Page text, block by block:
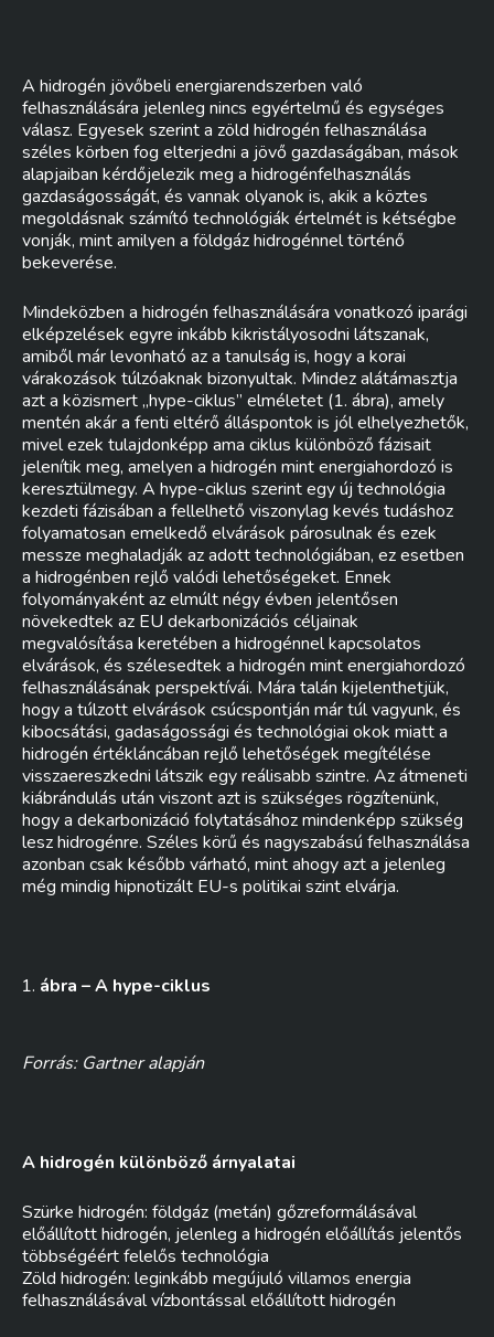
A hidrogén jövőbeli energiarendszerben való
felhasználására jelenleg nincs egyértelmű és egységes
válasz. Egyesek szerint a zöld hidrogén felhasználása
széles körben fog elterjedni a jövő gazdaságában, mások
alapjaiban kérdőjelezik meg a hidrogénfelhasználás
gazdaságosságát, és vannak olyanok is, akik a köztes
megoldásnak számító technológiák értelmét is kétségbe
vonják, mint amilyen a földgáz hidrogénnel történő
bekeverése.
Mindeközben a hidrogén felhasználására vonatkozó iparági
elképzelések egyre inkább kikristályosodni látszanak,
amiből már levonható az a tanulság is, hogy a korai
várakozások túlzóaknak bizonyultak. Mindez alátámasztja
azt a közismert „hype-ciklus” elméletet (1. ábra), amely
mentén akár a fenti eltérő álláspontok is jól elhelyezhetők,
mivel ezek tulajdonképp ama ciklus különböző fázisait
jelenítik meg, amelyen a hidrogén mint energiahordozó is
keresztülmegy. A hype-ciklus szerint egy új technológia
kezdeti fázisában a fellelhető viszonylag kevés tudáshoz
folyamatosan emelkedő elvárások párosulnak és ezek
messze meghaladják az adott technológiában, ez esetben
a hidrogénben rejlő valódi lehetőségeket. Ennek
folyományaként az elmúlt négy évben jelentősen
növekedtek az EU dekarbonizációs céljainak
megvalósítása keretében a hidrogénnel kapcsolatos
elvárások, és szélesedtek a hidrogén mint energiahordozó
felhasználásának perspektívái. Mára talán kijelenthetjük,
hogy a túlzott elvárások csúcspontján már túl vagyunk, és
kibocsátási, gadaságossági és technológiai okok miatt a
hidrogén értékláncában rejlő lehetőségek megítélése
visszaereszkedni látszik egy reálisabb szintre. Az átmeneti
kiábrándulás után viszont azt is szükséges rögzítenünk,
hogy a dekarbonizáció folytatásához mindenképp szükség
lesz hidrogénre. Széles körű és nagyszabású felhasználása
azonban csak később várható, mint ahogy azt a jelenleg
még mindig hipnotizált EU-s politikai szint elvárja.
ábra – A hype-ciklus
Forrás: Gartner alapján
A hidrogén különböző árnyalatai
Szürke hidrogén: földgáz (metán) gőzreformálásával
előállított hidrogén, jelenleg a hidrogén előállítás jelentős
többségéért felelős technológia
Zöld hidrogén: leginkább megújuló villamos energia
felhasználásával vízbontással előállított hidrogén